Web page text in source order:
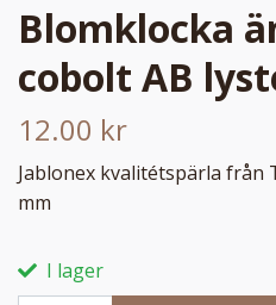
Blomklocka
cobolt AB
12.00 kr
Jablonex kvalitétspärla från
mm
I lager